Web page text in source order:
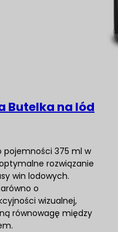
Butelka na lód
pojemności 375 ml w
rozwiązanie
win lodowych.
o
wizualnej,
równowagę między